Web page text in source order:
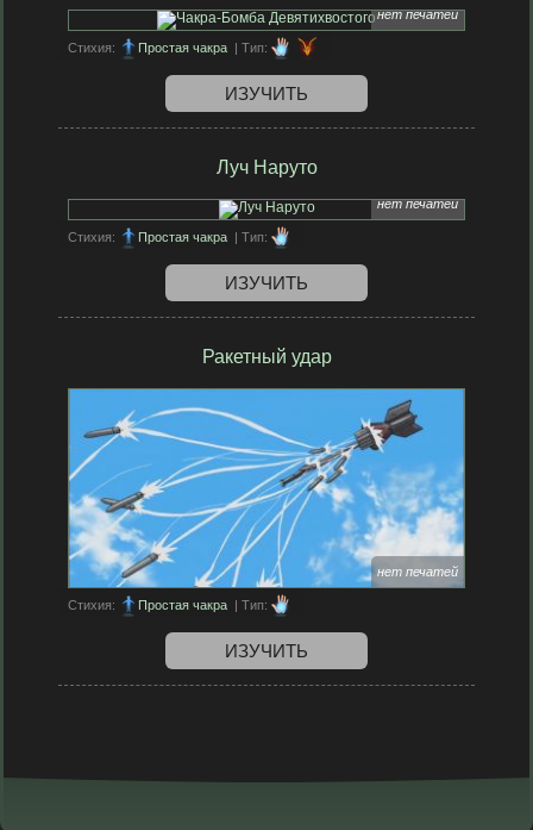
нет печатей
Стихия: Простая чакра | Тип:
ИЗУЧИТЬ
Луч Наруто
нет печатей
Стихия: Простая чакра | Тип:
ИЗУЧИТЬ
Ракетный удар
нет печатей
Стихия: Простая чакра | Тип:
ИЗУЧИТЬ